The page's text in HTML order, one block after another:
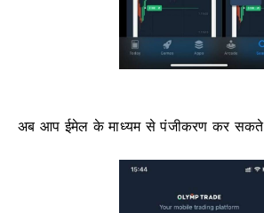
अब आप ईमेल के माध्यम से पंजीकरण कर